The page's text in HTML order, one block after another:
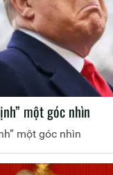
một góc nhìn
một góc nhìn